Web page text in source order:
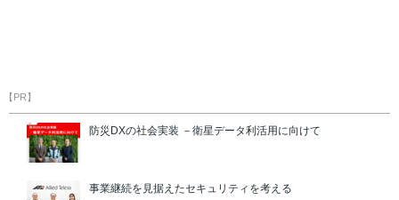
【PR】
防災DXの社会実装 －衛星データ利活用に向けて
事業継続を見据えたセキュリティを考える